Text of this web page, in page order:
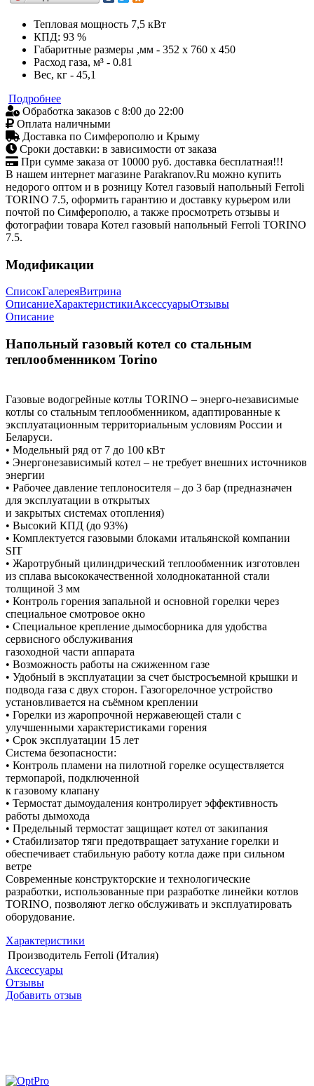
Тепловая мощность 7,5 кВт
КПД: 93 %
Габаритные размеры ,мм - 352 х 760 х 450
Расход газа, м³ - 0.81
Вес, кг - 45,1
Подробнее
Обработка заказов с 8:00 до 22:00
Оплата наличными
Доставка по Симферополю и Крыму
Сроки доставки: в зависимости от заказа
При сумме заказа от 10000 руб. доставка бесплатная!!!
В нашем интернет магазине Parakranov.Ru можно купить
недорого оптом и в розницу Котел газовый напольный Ferroli
TORINO 7.5, оформить гарантию и доставку курьером или
почтой по Симферополю, а также просмотреть отзывы и
фотографии товара Котел газовый напольный Ferroli TORINO
7.5.
Модификации
СписокГалереяВитрина
ОписаниеХарактеристикиАксессуарыОтзывы
Описание
Напольный газовый котел со стальным
теплообменником Torino
Газовые водогрейные котлы TORINO – энерго-независимые
котлы со стальным теплообменником, адаптированные к
эксплуатационным территориальным условиям России и
Беларуси.
• Модельный ряд от 7 до 100 кВт
• Энергонезависимый котел – не требует внешних источников
энергии
• Рабочее давление теплоносителя – до 3 бар (предназначен
для эксплуатации в открытых
и закрытых системах отопления)
• Высокий КПД (до 93%)
• Комплектуется газовыми блоками итальянской компании
SIT
• Жаротрубный цилиндрический теплообменник изготовлен
из сплава высококачественной холоднокатанной стали
толщиной 3 мм
• Контроль горения запальной и основной горелки через
специальное смотровое окно
• Специальное крепление дымосборника для удобства
сервисного обслуживания
газоходной части аппарата
• Возможность работы на сжиженном газе
• Удобный в эксплуатации за счет быстросъемной крышки и
подвода газа с двух сторон. Газогорелочное устройство
установливается на съёмном креплении
• Горелки из жаропрочной нержавеющей стали с
улучшенными характеристиками горения
• Срок эксплуатации 15 лет
Система безопасности:
• Контроль пламени на пилотной горелке осуществляется
термопарой, подключенной
к газовому клапану
• Термостат дымоудаления контролирует эффективность
работы дымохода
• Предельный термостат защищает котел от закипания
• Стабилизатор тяги предотвращает затухание горелки и
обеспечивает стабильную работу котла даже при сильном
ветре
Современные конструкторские и технологические
разработки, использованные при разработке линейки котлов
TORINO, позволяют легко обслуживать и эксплуатировать
оборудование.
Характеристики
Производитель Ferroli (Италия)
Аксессуары
Отзывы
Добавить отзыв